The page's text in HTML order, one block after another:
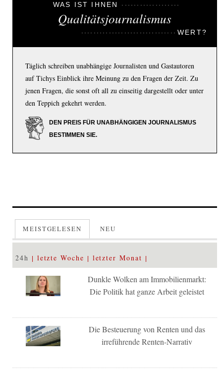
WAS IST IHNEN
Qualitätsjournalismus
WERT?
Täglich schreiben unabhängige Journalisten und Gastautoren
auf Tichys Einblick ihre Meinung zu den Fragen der Zeit. Zu
jenen Fragen, die sonst oft all zu einseitig dargestellt oder unter
den Teppich gekehrt werden.
DEN PREIS FÜR UNABHÄNGIGEN JOURNALISMUS
BESTIMMEN SIE.
MEISTGELESEN NEU
24h letzte Woche letzter Monat
Dunkle Wolken am Immobilienmarkt:
Die Politik hat ganze Arbeit geleistet
Die Besteuerung von Renten und das
irreführende Renten-Narrativ